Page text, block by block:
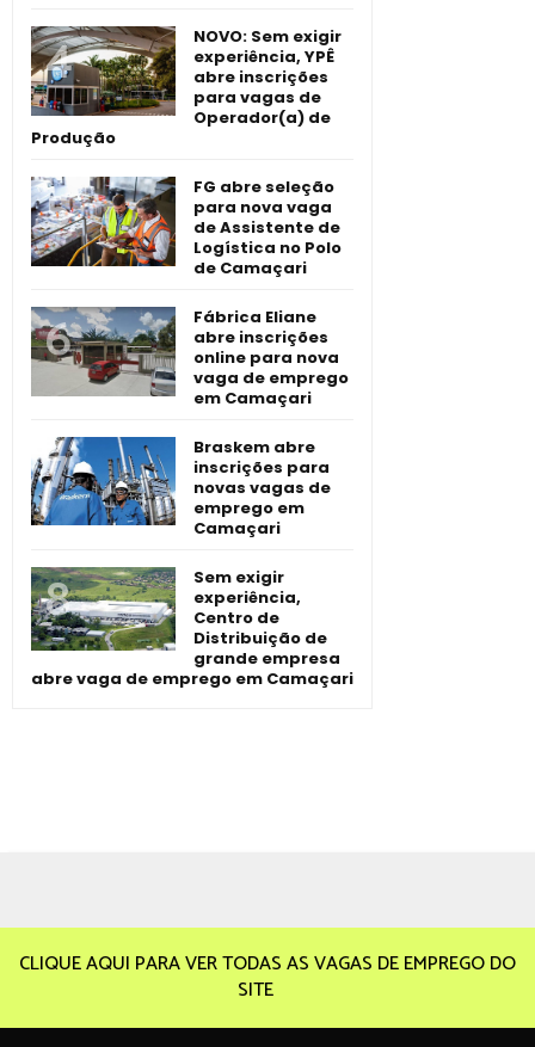
NOVO: Sem exigir
experiência, YPÊ
abre inscrições
para vagas de
Operador(a) de
Produção
FG abre seleção
para nova vaga
de Assistente de
Logística no Polo
de Camaçari
Fábrica Eliane
abre inscrições
online para nova
vaga de emprego
em Camaçari
Braskem abre
inscrições para
novas vagas de
emprego em
Camaçari
Sem exigir
experiência,
Centro de
Distribuição de
grande empresa
abre vaga de emprego em Camaçari
CLIQUE AQUI PARA VER TODAS AS VAGAS DE EMPREGO DO
SITE